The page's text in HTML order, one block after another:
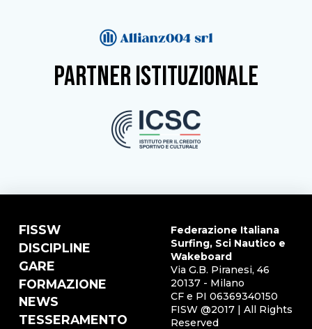
partner istituzionale
FISSW
DISCIPLINE
GARE
FORMAZIONE
NEWS
TESSERAMENTO
Federazione Italiana
Surfing, Sci Nautico e
Wakeboard
Via G.B. Piranesi, 46
20137 - Milano
CF e PI 06369340150
FISW @2017 | All Rights
Reserved